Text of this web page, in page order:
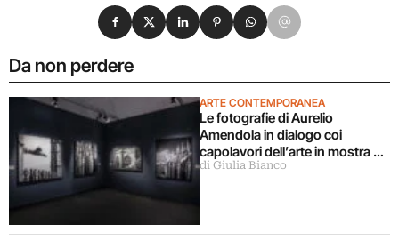
Da non perdere
ARTE CONTEMPORANEA
Le fotografie di Aurelio
Amendola in dialogo coi
capolavori dell’arte in mostra a
Milano
di Giulia Bianco
Condividi su Facebook
Condividi su X
Condividi su LinkedIn
Condividi su Pinterest
Condividi su WhatsApp
Condividi su Email